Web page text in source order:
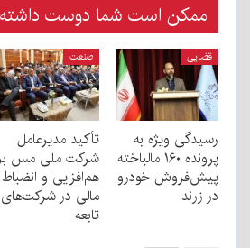
ممکن است شما دوست داشته
قضایی
رسیدگی ویژه به
پرونده ۱۶۰ مالباخته
پیش‌فروش خودرو
در زرند
صنعت
تأکید مدیرعامل
شرکت ملی مس
هم‌افزایی و انضباط
مالی در شرکت‌های
تابعه